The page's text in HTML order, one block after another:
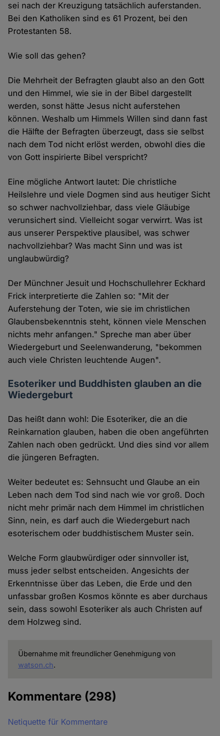
sei nach der Kreuzigung tatsächlich auferstanden.
Bei den Katholiken sind es 61 Prozent, bei den
Protestanten 58.
Wie soll das gehen?
Die Mehrheit der Befragten glaubt also an den Gott
und den Himmel, wie sie in der Bibel dargestellt
werden, sonst hätte Jesus nicht auferstehen
können. Weshalb um Himmels Willen sind dann fast
die Hälfte der Befragten überzeugt, dass sie selbst
nach dem Tod nicht erlöst werden, obwohl dies die
von Gott inspirierte Bibel verspricht?
Eine mögliche Antwort lautet: Die christliche
Heilslehre und viele Dogmen sind aus heutiger Sicht
so schwer nachvollziehbar, dass viele Gläubige
verunsichert sind. Vielleicht sogar verwirrt. Was ist
aus unserer Perspektive plausibel, was schwer
nachvollziehbar? Was macht Sinn und was ist
unglaubwürdig?
Der Münchner Jesuit und Hochschullehrer Eckhard
Frick interpretierte die Zahlen so: "Mit der
Auferstehung der Toten, wie sie im christlichen
Glaubensbekenntnis steht, können viele Menschen
nichts mehr anfangen." Spreche man aber über
Wiedergeburt und Seelenwanderung, "bekommen
auch viele Christen leuchtende Augen".
Esoteriker und Buddhisten glauben an die
Wiedergeburt
Das heißt dann wohl: Die Esoteriker, die an die
Reinkarnation glauben, haben die oben angeführten
Zahlen nach oben gedrückt. Und dies sind vor allem
die jüngeren Befragten.
Weiter bedeutet es: Sehnsucht und Glaube an ein
Leben nach dem Tod sind nach wie vor groß. Doch
nicht mehr primär nach dem Himmel im christlichen
Sinn, nein, es darf auch die Wiedergeburt nach
esoterischem oder buddhistischem Muster sein.
Welche Form glaubwürdiger oder sinnvoller ist,
muss jeder selbst entscheiden. Angesichts der
Erkenntnisse über das Leben, die Erde und den
unfassbar großen Kosmos könnte es aber durchaus
sein, dass sowohl Esoteriker als auch Christen auf
dem Holzweg sind.
Übernahme mit freundlicher Genehmigung von
watson.ch.
Kommentare (298)
Netiquette für Kommentare